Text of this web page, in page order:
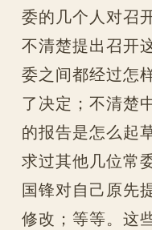
委的几个人对召
不清楚提出召开
委之间都经过怎
了决定；不清楚
的报告是怎么起
求过其他几位常
国锋对自己原先
修改；等等。这